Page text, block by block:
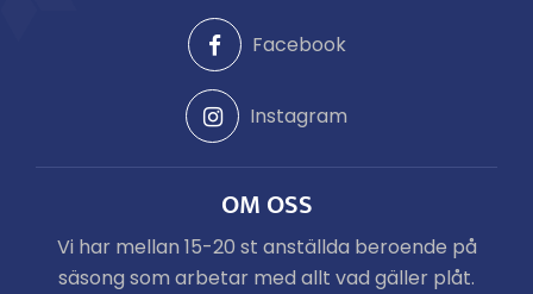
Facebook
Instagram
OM OSS
Vi har mellan 15-20 st anställda beroende på
säsong som arbetar med allt vad gäller plåt.